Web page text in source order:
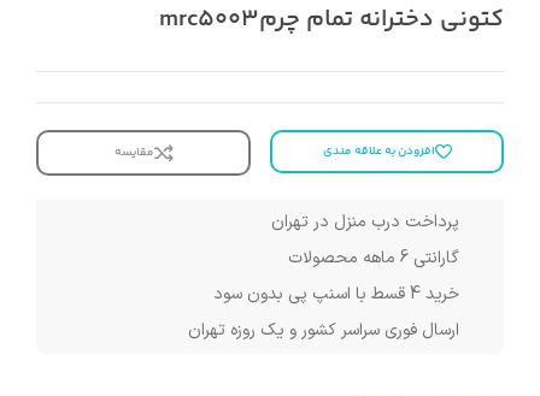
کتونی دخترانه تمام چرمmrc5003
افزودن به علاقه مندی مقایسه
پرداخت درب منزل در تهران
گارانتی 6 ماهه محصولات
خرید 4 قسط با اسنپ پی بدون سود
ارسال فوری سراسر کشور و یک روزه تهران